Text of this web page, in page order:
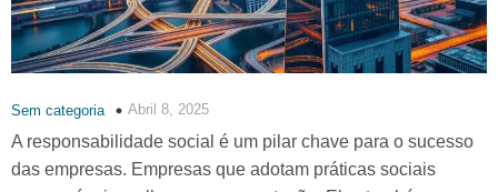
Sem categoria Abril 8, 2025
A responsabilidade social é um pilar chave para o sucesso
das empresas. Empresas que adotam práticas sociais